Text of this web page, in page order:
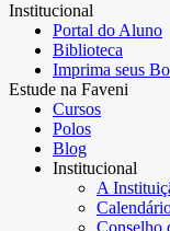
Institucional
Portal do Aluno
Biblioteca
Imprima seus
Estude na Faveni
Cursos
Polos
Blog
Institucional
A